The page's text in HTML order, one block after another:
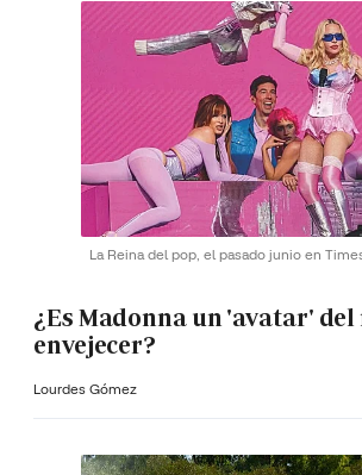
La Reina del pop, el pasado junio en
¿Es Madonna un 'avatar'
envejecer?
Lourdes Gómez